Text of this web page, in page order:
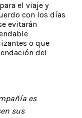
el viaje y
con los días
evitarán
o que
del
es
sus